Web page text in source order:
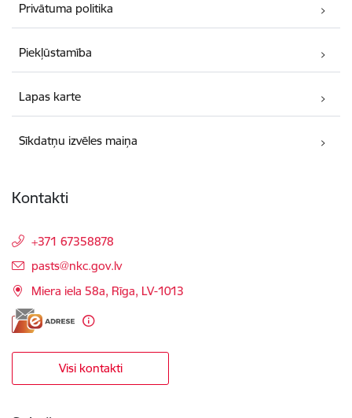
Privātuma politika
Piekļūstamība
Lapas karte
Sīkdatņu izvēles maiņa
Kontakti
+371 67358878
E-pasts:
pasts@nkc.gov.lv
Miera iela 58a, Rīga, LV-1013
Visi kontakti